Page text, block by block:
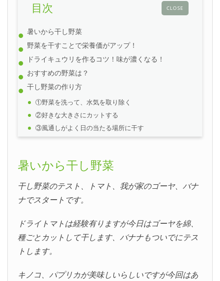
CLOSE
目次
暑いから干し野菜
野菜を干すことで栄養価がアップ！
ドライキュウリを作るコツ！味が濃くなる！
おすすめの野菜は？
干し野菜の作り方
①野菜を洗って、水気を取り除く
②好きな大きさにカットする
③風通しがよく日の当たる場所に干す
暑いから干し野菜
干し野菜のテスト、トマト、我が家のゴーヤ、バナ
ナでスタートです。
ドライトマトは経験有りますが今日はゴーヤを綿、
種ごとカットして干します、バナナもついでにテス
トします。
キノコ、パプリカが美味しいらしいですが今回はあ